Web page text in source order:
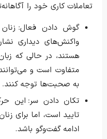
تعاملات کاری خود را
گوش دادن فعال:
واکنش‌های دیداری
هستند، در حالی که
متفاوت است و
به صحبت‌ها توجه کنند.
تکان دادن سر: این
تایید است، اما برای
ادامه گفت‌وگو باشد.